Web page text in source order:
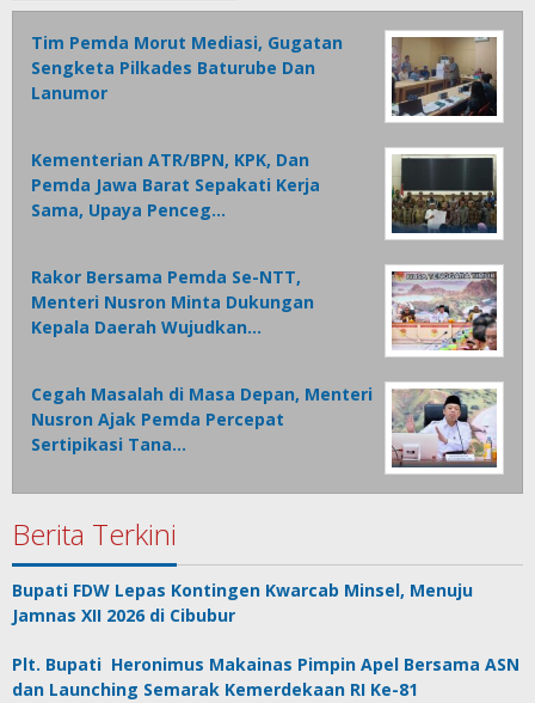
Tim Pemda Morut Mediasi, Gugatan
Sengketa Pilkades Baturube Dan
Lanumor
Kementerian ATR/BPN, KPK, Dan
Pemda Jawa Barat Sepakati Kerja
Sama, Upaya Penceg…
Rakor Bersama Pemda Se-NTT,
Menteri Nusron Minta Dukungan
Kepala Daerah Wujudkan…
Cegah Masalah di Masa Depan, Menteri
Nusron Ajak Pemda Percepat
Sertipikasi Tana…
Berita Terkini
Bupati FDW Lepas Kontingen Kwarcab Minsel, Menuju
Jamnas XII 2026 di Cibubur
Plt. Bupati Heronimus Makainas Pimpin Apel Bersama ASN
dan Launching Semarak Kemerdekaan RI Ke-81